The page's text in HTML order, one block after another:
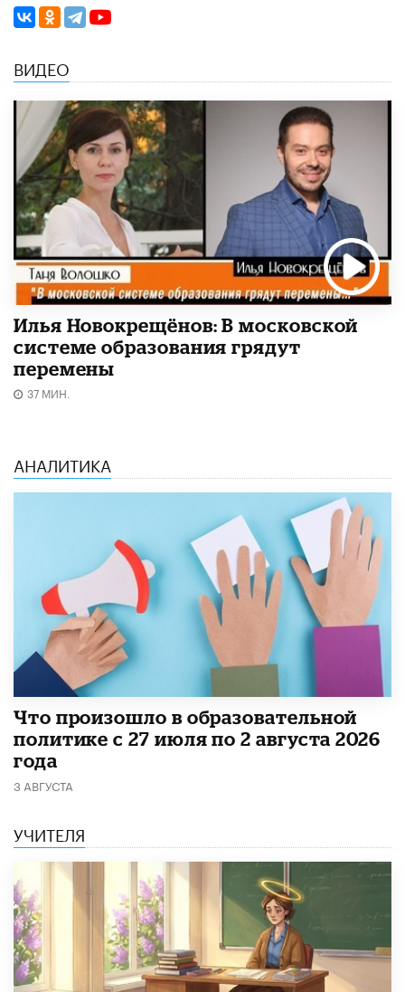
ВИДЕО
Илья Новокрещёнов: В московской
системе образования грядут
перемены
37 МИН.
АНАЛИТИКА
​Что произошло в образовательной
политике с 27 июля по 2 августа 2026
года
3 АВГУСТА
УЧИТЕЛЯ